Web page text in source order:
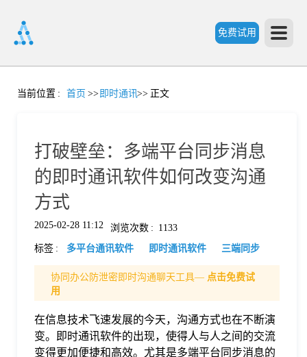
免费试用
首
价
格
当前位置 : 首页 >> 即时通讯>> 正文
打破壁垒：多端平台同步消息
的即时通讯软件如何改变沟通
方式
2025-02-28 11:12 浏览次数 : 1133
标签 : 多平台通讯软件 即时通讯软件 三端同步
协同办公防泄密即时沟通聊天工具— 点击免费试
用
在信息技术飞速发展的今天，沟通方式也在不断演
变。即时通讯软件的出现，使得人与人之间的交流
变得更加便捷和高效。尤其是多端平台同步消息的